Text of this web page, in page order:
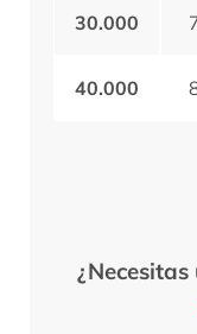
30.000
40.000